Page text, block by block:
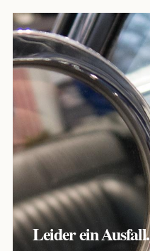
Leider ein Ausfall.